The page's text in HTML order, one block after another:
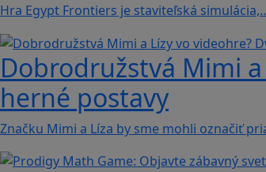
Hra Egypt Frontiers je staviteľská
Dobrodružstvá Mimi
herné postavy
Značku Mimi a Líza by sme mohli označiť